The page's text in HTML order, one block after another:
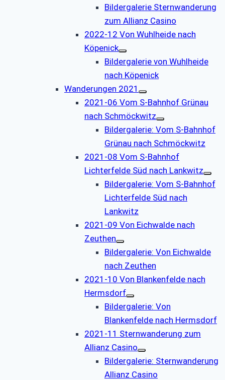
Bildergalerie Sternwanderung
zum Allianz Casino
2022-12 Von Wuhlheide nach
Köpenick
Bildergalerie von Wuhlheide
nach Köpenick
Wanderungen 2021
2021-06 Vom S-Bahnhof Grünau
nach Schmöckwitz
Bildergalerie: Vom S-Bahnhof
Grünau nach Schmöckwitz
2021-08 Vom S-Bahnhof
Lichterfelde Süd nach Lankwitz
Bildergalerie: Vom S-Bahnhof
Lichterfelde Süd nach
Lankwitz
2021-09 Von Eichwalde nach
Zeuthen
Bildergalerie: Von Eichwalde
nach Zeuthen
2021-10 Von Blankenfelde nach
Hermsdorf
Bildergalerie: Von
Blankenfelde nach Hermsdorf
2021-11 Sternwanderung zum
Allianz Casino
Bildergalerie: Sternwanderung
Allianz Casino